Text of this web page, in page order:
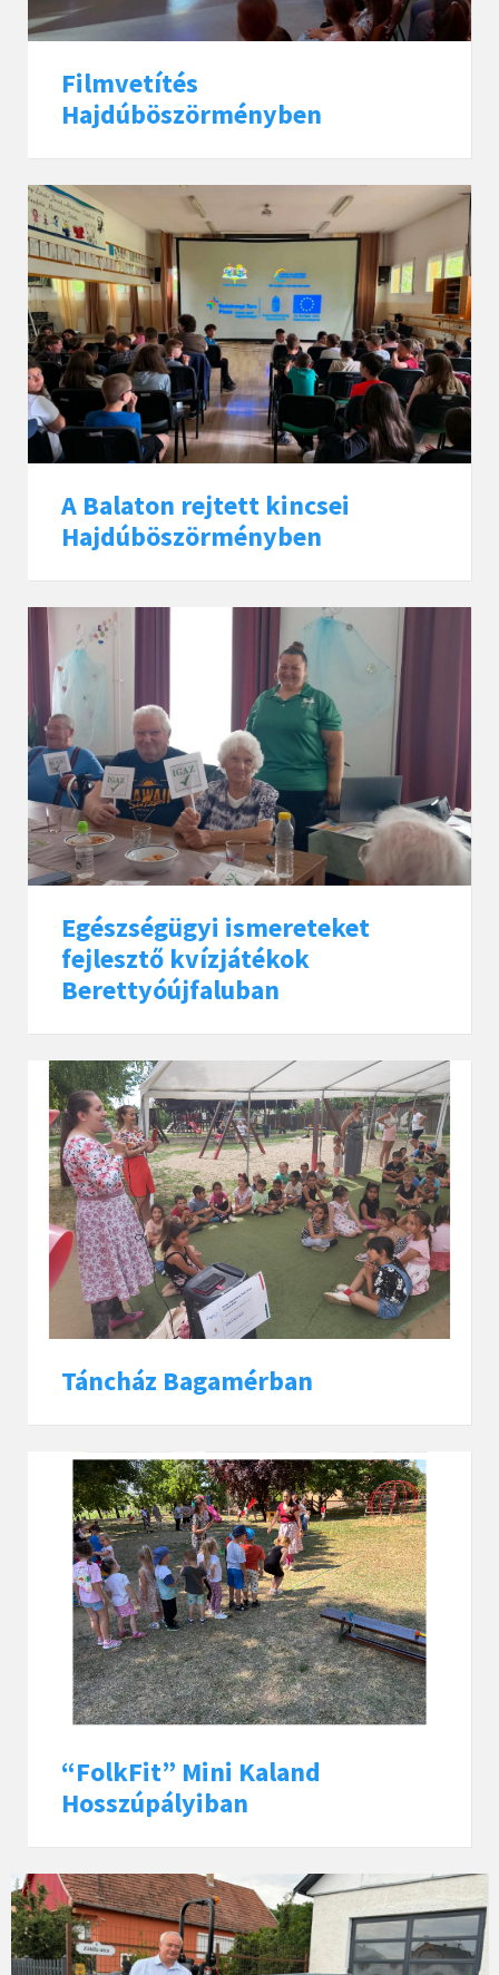
Filmvetítés
Hajdúböszörményben
A Balaton rejtett kincsei
Hajdúböszörményben
Egészségügyi ismereteket
fejlesztő kvízjátékok
Berettyóújfaluban
Táncház Bagamérban
“FolkFit” Mini Kaland
Hosszúpályiban